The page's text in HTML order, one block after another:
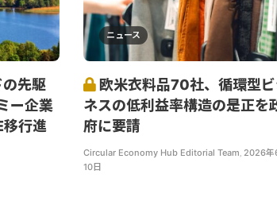
先駆
ー企業
行進
ニュース
欧米衣料品70社、循環型
ネスの低利益率構造の是正を
府に要請
Circular Economy Hub Editorial Team 2026年
10日